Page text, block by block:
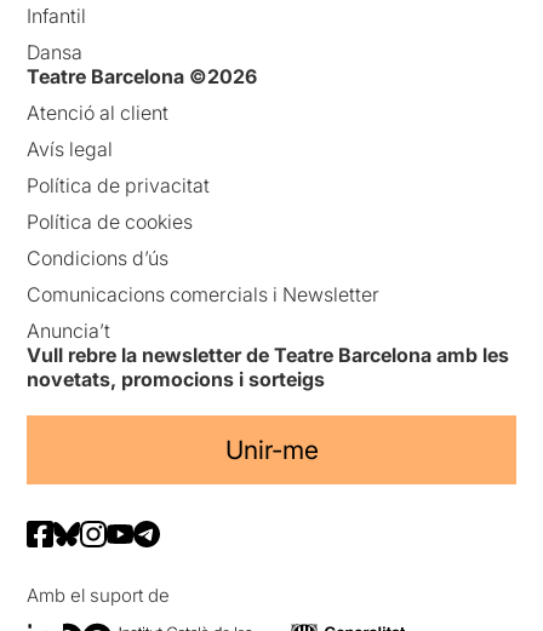
Infantil
Dansa
Teatre Barcelona ©2026
Atenció al client
Avís legal
Política de privacitat
Política de cookies
Condicions d’ús
Comunicacions comercials i Newsletter
Anuncia’t
Vull rebre la newsletter de Teatre Barcelona amb les
novetats, promocions i sorteigs
Unir-me
Amb el suport de